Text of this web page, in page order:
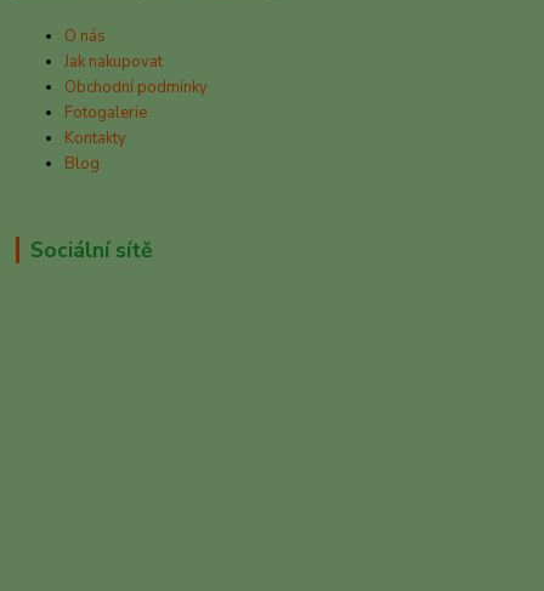
O nás
Jak nakupovat
Obchodní podmínky
Fotogalerie
Kontakty
Blog
Sociální sítě